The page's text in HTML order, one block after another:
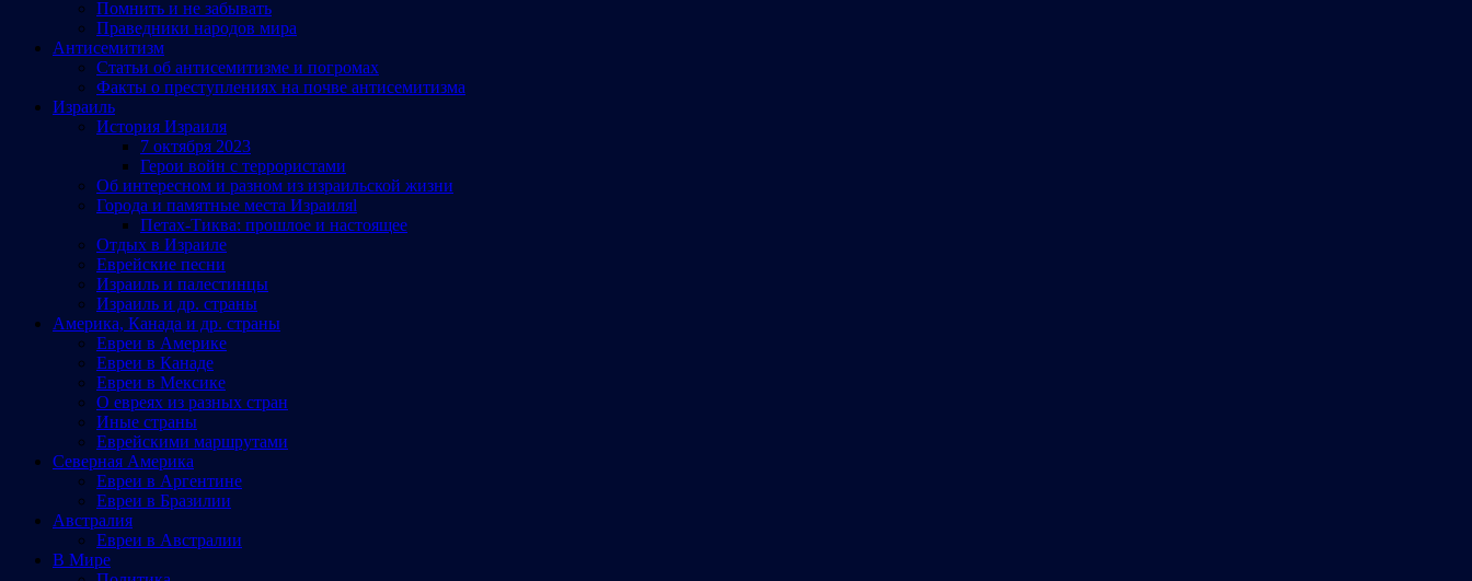
Помнить и не забывать
Праведники народов мира
Антисемитизм
Статьи об антисемитизме и погромах
Факты о преступлениях на почве антисемитизма
Израиль
История Израиля
7 октября 2023
Герои войн с террористами
Об интересном и разном из израильской жизни
Города и памятные места Израиляl
Петах-Тиква: прошлое и настоящее
Отдых в Израиле
Еврейские песни
Израиль и палестинцы
Израиль и др. страны
Америка, Канада и др. страны
Евреи в Америке
Евреи в Канаде
Евреи в Мексике
О евреях из разных стран
Иные страны
Еврейскими маршрутами
Северная Америка
Евреи в Аргентине
Евреи в Бразилии
Австралия
Евреи в Австралии
В Мире